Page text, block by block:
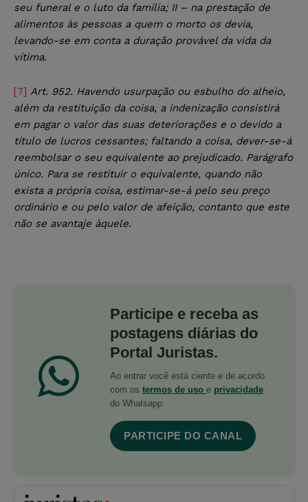
seu funeral e o luto da família; II – na prestação de
alimentos às pessoas a quem o morto os devia,
levando-se em conta a duração provável da vida da
vítima.
[7] Art. 952. Havendo usurpação ou esbulho do alheio,
além da restituição da coisa, a indenização consistirá
em pagar o valor das suas deteriorações e o devido a
título de lucros cessantes; faltando a coisa, dever-se-á
reembolsar o seu equivalente ao prejudicado. Parágrafo
único. Para se restituir o equivalente, quando não
exista a própria coisa, estimar-se-á pelo seu preço
ordinário e ou pelo valor de afeição, contanto que este
não se avantaje àquele.
Participe e receba as
postagens diárias do
Portal Juristas.
Ao entrar você está ciente e de acordo
com os termos de uso e privacidade
do Whatsapp.
PARTICIPE DO CANAL